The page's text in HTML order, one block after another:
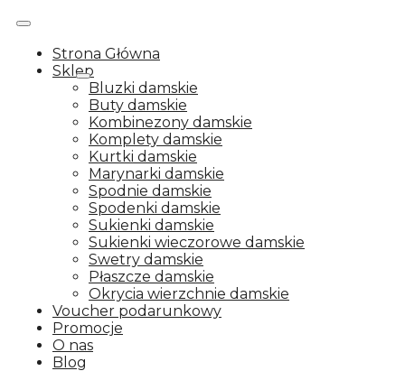
Strona Główna
Sklep
Bluzki damskie
Buty damskie
Kombinezony damskie
Komplety damskie
Kurtki damskie
Marynarki damskie
Spodnie damskie
Spodenki damskie
Sukienki damskie
Sukienki wieczorowe damskie
Swetry damskie
Płaszcze damskie
Okrycia wierzchnie damskie
Voucher podarunkowy
Promocje
O nas
Blog